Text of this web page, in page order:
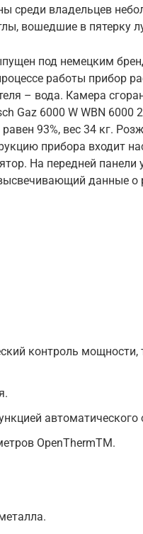
среди владельцев
вошедшие в пятерку
под немецким
работы прибор
– вода. Камера
Gaz 6000 W WBN 6000
93%, вес 34 кг.
прибора входит
На передней панели
данные о
контроль мощности,
автоматического
OpenThermTM.